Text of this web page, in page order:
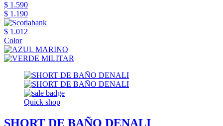
$ 1.590
$ 1.190
$ 1.012
Color
Quick shop
SHORT DE BAÑO DENALI